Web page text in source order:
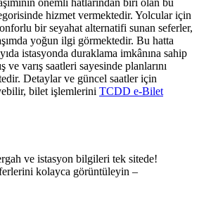
hizmet vermektedir. Yolcular için
bir seyahat alternatifi sunan seferler,
yoğun ilgi görmektedir. Bu hatta
istasyonda duraklama imkânına sahip
ve varış saatleri sayesinde planlarını
Detaylar ve güncel saatler için
bilet işlemlerini TCDD e-Bilet
ve istasyon bilgileri tek sitede!
kolayca görüntüleyin –